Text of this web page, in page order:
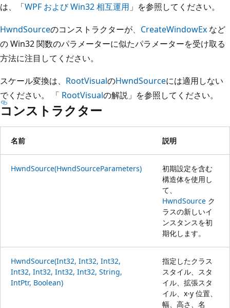
は、「WPF および Win32 相互運用 」を参照してください。
HwndSourceのコンストラクターが、CreateWindowEx など
の Win32 関数のパラメーターに似たパラメーターを受け取る
方法に注目してください。
スケール変換は、 RootVisualのHwndSourceには適用しない
でください。 「 RootVisualの解説」を参照してください。
コンストラクター
名前 説明
HwndSource(HwndSourceParameters)
初期設定を含む
構造体を使用し
て、
HwndSource ク
ラスの新しいイ
ンスタンスを初
期化します。
HwndSource(Int32, Int32, Int32,
Int32, Int32, Int32, Int32, String,
IntPtr, Boolean)
指定したクラス
スタイル、スタ
イル、拡張スタ
イル、x-y 位置、
幅、高さ、名